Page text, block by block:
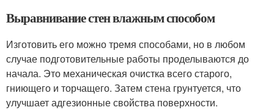
Выравнивание стен влажным способом
Изготовить его можно тремя способами, но в любом
случае подготовительные работы проделываются до
начала. Это механическая очистка всего старого,
гниющего и торчащего. Затем стена грунтуется, что
улучшает адгезионные свойства поверхности.